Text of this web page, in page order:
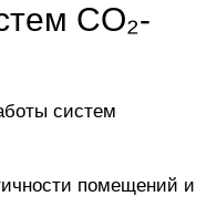
CO₂-
систем
помещений и